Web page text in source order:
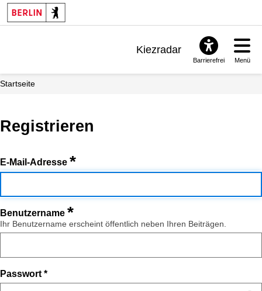
Kiezradar
Barrierefrei Menü
Startseite
Registrieren
E-Mail-Adresse *
Benutzername *
Ihr Benutzername erscheint öffentlich neben Ihren Beiträgen.
Passwort *